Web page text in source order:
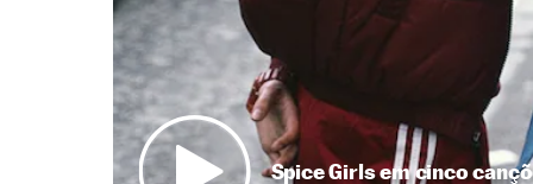
Spice Girls em cinco